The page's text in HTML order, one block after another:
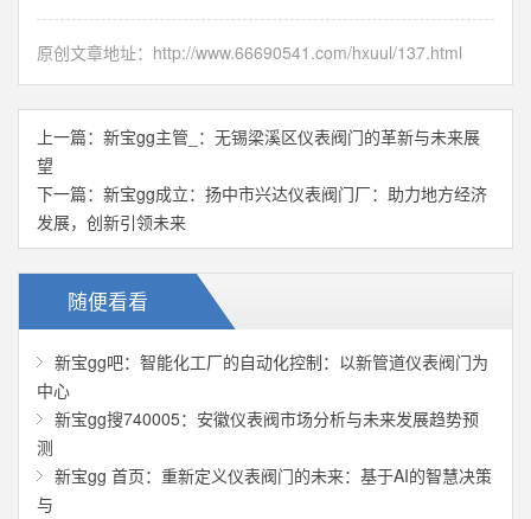
原创文章地址： http://www.66690541.com/hxuul/137.html
上一篇： 新宝gg主管_：无锡梁溪区仪表阀门的革新与未来展
望
下一篇： 新宝gg成立：扬中市兴达仪表阀门厂：助力地方经济
发展，创新引领未来
随便看看
新宝gg吧：智能化工厂的自动化控制：以新管道仪表阀门为
中心
新宝gg搜740005：安徽仪表阀市场分析与未来发展趋势预
测
新宝gg 首页：重新定义仪表阀门的未来：基于AI的智慧决策
与